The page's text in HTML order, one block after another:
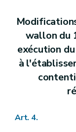
wallon du
exécution
à
Art. 4.